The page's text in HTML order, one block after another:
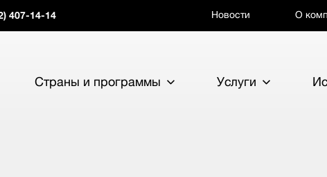
407-14-14 Новости О
Страны и программы Услуги